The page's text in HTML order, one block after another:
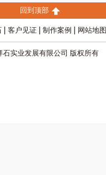
回到顶部
| 客户见证 | 制作案例 | 网站地图
石实业发展有限公司 版权所有